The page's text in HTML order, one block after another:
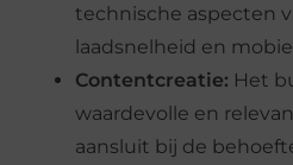
technische aspecten
laadsnelheid en
Contentcreatie: Het
waardevolle en
aansluit bij de